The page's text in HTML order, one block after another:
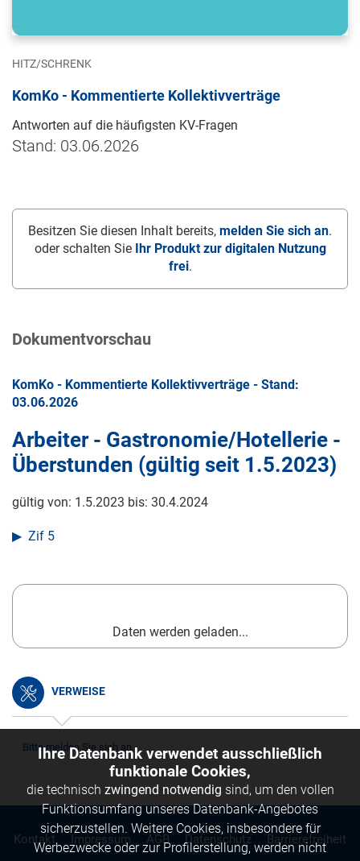
HITZ/SCHRENK
KomKo - Kommentierte Kollektivverträge
Antworten auf die häufigsten KV-Fragen
Stand: 03.06.2026
Besitzen Sie diesen Inhalt bereits, melden Sie sich an.
oder schalten Sie
Ihr Produkt zur digitalen Nutzung
frei.
Dokumentvorschau
KomKo - Kommentierte Kollektivverträge - Stand:
03.06.2026
Arbeiter - Gastronomie/Hotellerie -
Überstunden (gültig seit 1.5.2023)
gültig von: 1.5.2023 bis: 30.4.2024
Zif 5
Daten werden geladen...
VERWEISE
Bitte melden Sie sich an.
Kontakt Impressum AGB Datenschutz Barrierefreiheit
Ihre Datenbank verwendet ausschließlich
funktionale Cookies,
die technisch zwingend notwendig sind, um den vollen
Funktionsumfang unseres Datenbank-Angebotes
sicherzustellen. Weitere Cookies, insbesondere für
Werbezwecke oder zur Profilerstellung, werden nicht